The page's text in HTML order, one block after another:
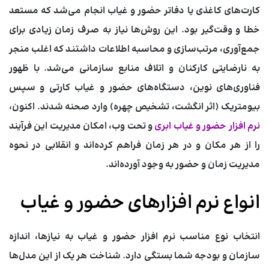
کارت‌های کاغذی یا دفاتر حضور و غیاب انجام می‌شد که مستعد
خطا و وقت‌گیر بود. این روش‌ها نیاز به صرف زمان زیادی برای
جمع‌آوری، مرتب‌سازی و محاسبه اطلاعات داشتند که اغلب منجر
به نارضایتی کارکنان و اتلاف منابع سازمانی می‌شد. با ظهور
فناوری‌های نوین، دستگاه‌های حضور و غیاب کارتی و سپس
بیومتریک (اثر انگشت، تشخیص چهره) وارد صحنه شدند. اکنون،
نرم افزار حضور و غیاب ابریو تحت وب، امکان مدیریت این فرآیند
را از هر مکان و در هر زمان فراهم کرده‌اند و انقلابی در نحوه
مدیریت زمان و حضور به وجود آورده‌اند.
انواع نرم افزارهای حضور و غیاب
انتخاب نوع مناسبنرم افزار حضور و غیاب به نیازها، اندازه
سازمان و بودجه شما بستگی دارد. شناخت هر یک از این مدل‌ها